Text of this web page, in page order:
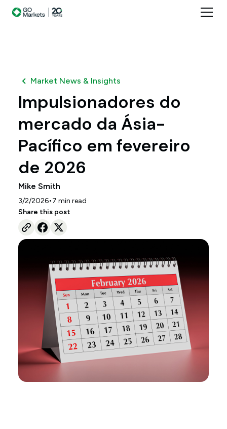
Market News & Insights
Impulsionadores do
mercado da Ásia-
Pacífico em fevereiro
de 2026
Mike Smith
3/2/2026•7 min read
Share this post